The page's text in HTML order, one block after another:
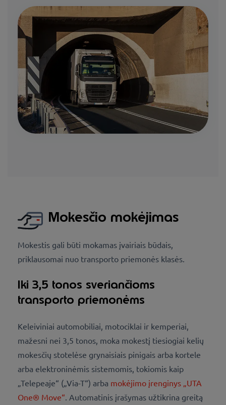
Mokesčio mokėjimas
Mokestis gali būti mokamas įvairiais būdais,
priklausomai nuo transporto priemonės klasės.
Iki 3,5 tonos sveriančioms
transporto priemonėms
Keleiviniai automobiliai, motociklai ir kemperiai,
mažesni nei 3,5 tonos, moka mokestį tiesiogiai kelių
mokesčių stotelėse grynaisiais pinigais arba kortele
arba elektroninėmis sistemomis, tokiomis kaip
„Telepeaje“ („Via-T“) arba mokėjimo įrenginys „UTA
One® Move“ . Automatinis įrašymas užtikrina greitą